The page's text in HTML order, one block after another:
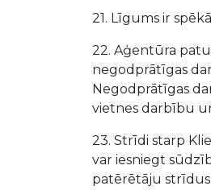
21. Līgums ir
22. Aģentūra
negodprātīgas
Negodprātīgas
vietnes darbību
23. Strīdi starp
var iesniegt
patērētāju strīdus